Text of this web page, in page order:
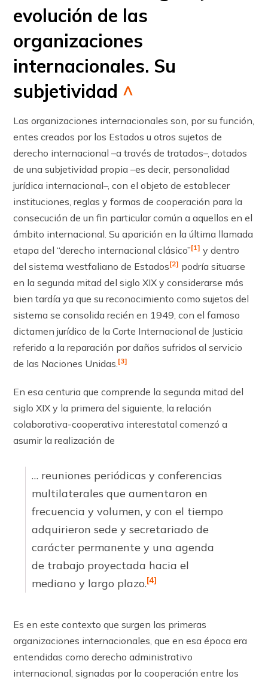
evolución de las
organizaciones
internacionales. Su
subjetividad ^
Las organizaciones internacionales son, por su función,
entes creados por los Estados u otros sujetos de
derecho internacional –a través de tratados–, dotados
de una subjetividad propia –es decir, personalidad
jurídica internacional–, con el objeto de establecer
instituciones, reglas y formas de cooperación para la
consecución de un fin particular común a aquellos en el
ámbito internacional. Su aparición en la última llamada
etapa del “derecho internacional clásico”[1] y dentro
del sistema westfaliano de Estados[2] podría situarse
en la segunda mitad del siglo XIX y considerarse más
bien tardía ya que su reconocimiento como sujetos del
sistema se consolida recién en 1949, con el famoso
dictamen jurídico de la Corte Internacional de Justicia
referido a la reparación por daños sufridos al servicio
de las Naciones Unidas.[3]
En esa centuria que comprende la segunda mitad del
siglo XIX y la primera del siguiente, la relación
colaborativa-cooperativa interestatal comenzó a
asumir la rea­lización de
… reuniones periódicas y conferencias
multilaterales que aumentaron en
frecuencia y volumen, y con el tiempo
adquirieron sede y secretariado de
carácter permanente y una agenda
de trabajo proyectada hacia el
mediano y largo plazo.[4]
Es en este contexto que surgen las primeras
organizaciones internacionales, que en esa época era
entendidas como derecho administrativo
internacional, signadas por la coo­peración entre los